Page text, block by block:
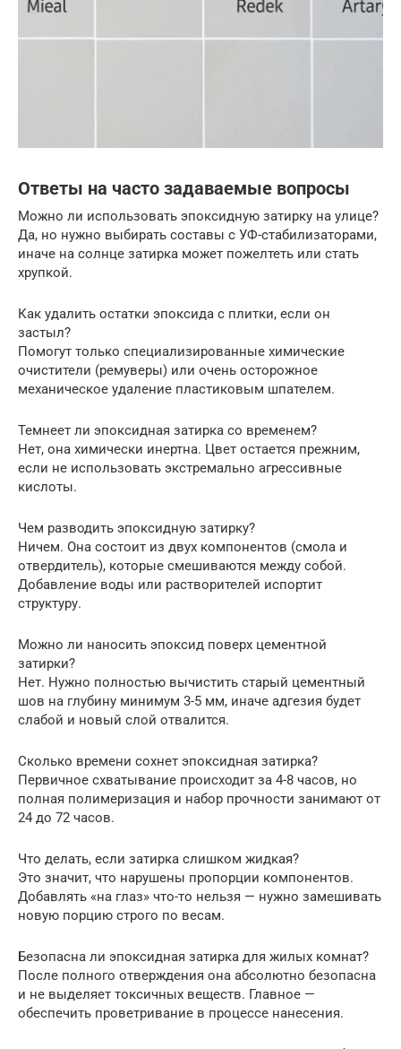
Ответы на часто задаваемые вопросы
Можно ли использовать эпоксидную затирку на улице?
Да, но нужно выбирать составы с УФ-стабилизаторами,
иначе на солнце затирка может пожелтеть или стать
хрупкой.
Как удалить остатки эпоксида с плитки, если он
застыл?
Помогут только специализированные химические
очистители (ремуверы) или очень осторожное
механическое удаление пластиковым шпателем.
Темнеет ли эпоксидная затирка со временем?
Нет, она химически инертна. Цвет остается прежним,
если не использовать экстремально агрессивные
кислоты.
Чем разводить эпоксидную затирку?
Ничем. Она состоит из двух компонентов (смола и
отвердитель), которые смешиваются между собой.
Добавление воды или растворителей испортит
структуру.
Можно ли наносить эпоксид поверх цементной
затирки?
Нет. Нужно полностью вычистить старый цементный
шов на глубину минимум 3-5 мм, иначе адгезия будет
слабой и новый слой отвалится.
Сколько времени сохнет эпоксидная затирка?
Первичное схватывание происходит за 4-8 часов, но
полная полимеризация и набор прочности занимают от
24 до 72 часов.
Что делать, если затирка слишком жидкая?
Это значит, что нарушены пропорции компонентов.
Добавлять «на глаз» что-то нельзя — нужно замешивать
новую порцию строго по весам.
Безопасна ли эпоксидная затирка для жилых комнат?
После полного отверждения она абсолютно безопасна
и не выделяет токсичных веществ. Главное —
обеспечить проветривание в процессе нанесения.